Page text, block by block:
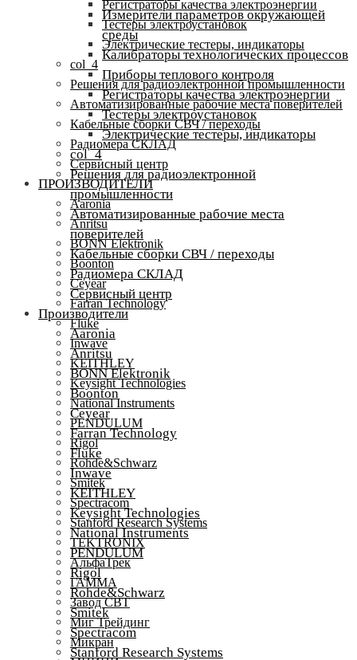
Регистраторы качества электроэнергии
Тестеры электроустановок
Электрические тестеры, индикаторы
col_4
Решения для радиоэлектронной промышленности
Автоматизированные рабочие места поверителей
Кабельные сборки СВЧ / переходы
Радиомера СКЛАД
Сервисный центр
ПРОИЗВОДИТЕЛИ
Aaronia
Anritsu
BONN Elektronik
Boonton
Ceyear
Farran Technology
Fluke
Inwave
KEITHLEY
Keysight Technologies
National Instruments
PENDULUM
Rigol
Rohde&Schwarz
Smitek
Spectracom
Stanford Research Systems
TEKTRONIX
АльфаТрек
ГАММА
Завод СВТ
Миг Трейдинг
Микран
Измерители параметров окружающей
среды
Калибраторы технологических процессов
Приборы теплового контроля
Регистраторы качества электроэнергии
Тестеры электроустановок
Электрические тестеры, индикаторы
col_4
Решения для радиоэлектронной
промышленности
Автоматизированные рабочие места
поверителей
Кабельные сборки СВЧ / переходы
Радиомера СКЛАД
Сервисный центр
Производители
Aaronia
Anritsu
BONN Elektronik
Boonton
Ceyear
Farran Technology
Fluke
Inwave
KEITHLEY
Keysight Technologies
National Instruments
PENDULUM
Rigol
Rohde&Schwarz
Smitek
Spectracom
Stanford Research Systems